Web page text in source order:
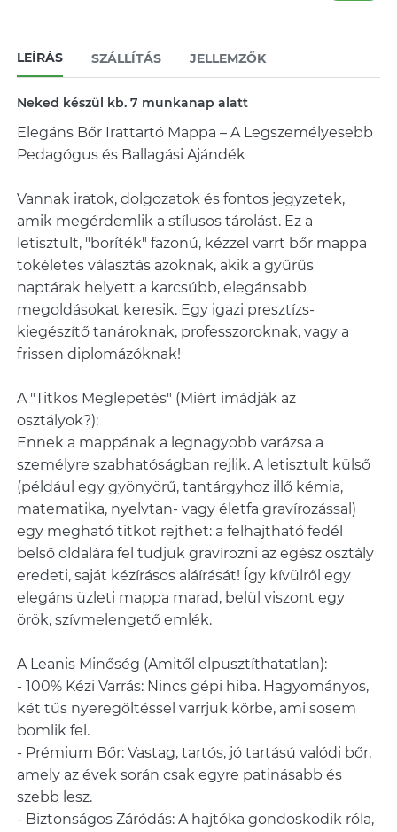
LEÍRÁS SZÁLLÍTÁS JELLEMZŐK
Neked készül kb. 7 munkanap alatt
Elegáns Bőr Irattartó Mappa – A Legszemélyesebb
Pedagógus és Ballagási Ajándék
Vannak iratok, dolgozatok és fontos jegyzetek,
amik megérdemlik a stílusos tárolást. Ez a
letisztult, "boríték" fazonú, kézzel varrt bőr mappa
tökéletes választás azoknak, akik a gyűrűs
naptárak helyett a karcsúbb, elegánsabb
megoldásokat keresik. Egy igazi presztízs-
kiegészítő tanároknak, professzoroknak, vagy a
frissen diplomázóknak!
A "Titkos Meglepetés" (Miért imádják az
osztályok?):
Ennek a mappának a legnagyobb varázsa a
személyre szabhatóságban rejlik. A letisztult külső
(például egy gyönyörű, tantárgyhoz illő kémia,
matematika, nyelvtan- vagy életfa gravírozással)
egy megható titkot rejthet: a felhajtható fedél
belső oldalára fel tudjuk gravírozni az egész osztály
eredeti, saját kézírásos aláírását! Így kívülről egy
elegáns üzleti mappa marad, belül viszont egy
örök, szívmelengető emlék.
A Leanis Minőség (Amitől elpusztíthatatlan):
- 100% Kézi Varrás: Nincs gépi hiba. Hagyományos,
két tűs nyeregöltéssel varrjuk körbe, ami sosem
bomlik fel.
- Prémium Bőr: Vastag, tartós, jó tartású valódi bőr,
amely az évek során csak egyre patinásabb és
szebb lesz.
- Biztonságos Záródás: A hajtóka gondoskodik róla,